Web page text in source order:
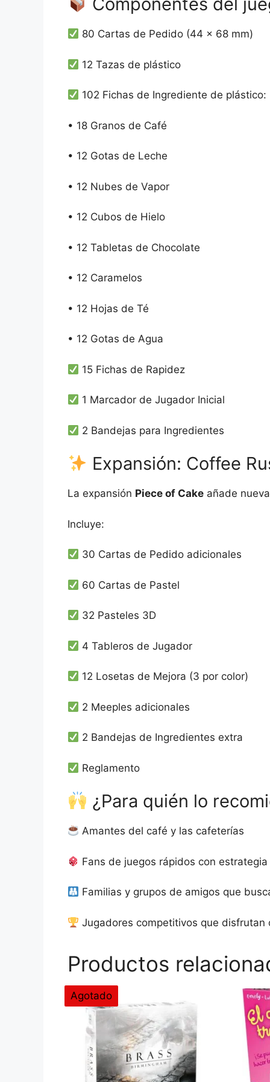
80 Cartas de Pedido (44 × 68 mm)
12 Tazas de plástico
102 Fichas de Ingrediente de plástico:
• 18 Granos de Café
• 12 Gotas de Leche
• 12 Nubes de Vapor
• 12 Cubos de Hielo
• 12 Tabletas de Chocolate
• 12 Caramelos
• 12 Hojas de Té
• 12 Gotas de Agua
15 Fichas de Rapidez
1 Marcador de Jugador Inicial
2 Bandejas para Ingredientes
Expansión: Coffee
La expansión Piece of Cake añade
Incluye:
30 Cartas de Pedido adicionales
60 Cartas de Pastel
32 Pasteles 3D
4 Tableros de Jugador
12 Losetas de Mejora (3 por color)
2 Meeples adicionales
2 Bandejas de Ingredientes extra
Reglamento
¿Para quién lo
Amantes del café y las cafeterías
Fans de juegos rápidos con estrategia
Familias y grupos de amigos que
Jugadores competitivos que
Productos
Agotado